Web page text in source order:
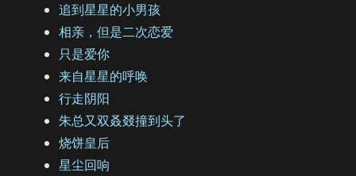
追到星星的小男孩
相亲，但是二次恋爱
只是爱你
来自星星的呼唤
行走阴阳
朱总又双叒叕撞到头了
烧饼皇后
星尘回响